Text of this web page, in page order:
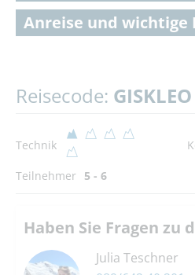
Anreise und
Reisecode: GISKLEO
Technik
Teilnehmer 5 - 6
Haben Sie Fragen zu
Julia Teschner